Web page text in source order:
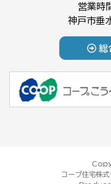
営業
神戸市垂
総
コープ住宅株